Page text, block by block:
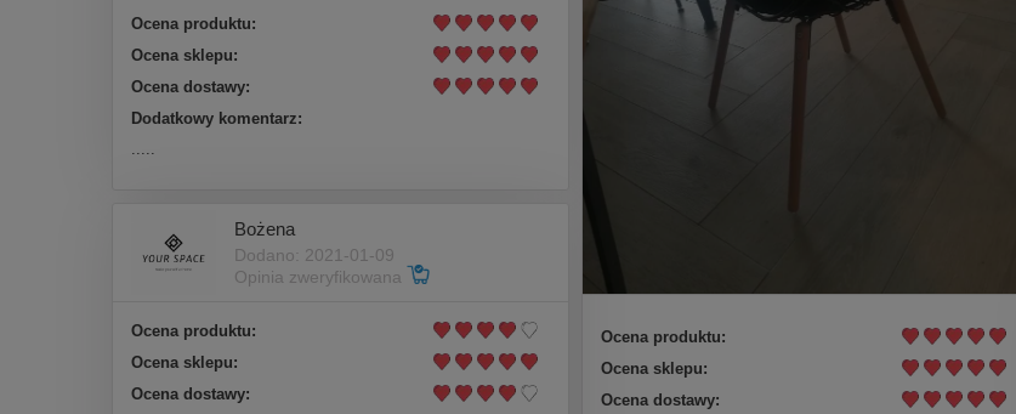
Ocena produktu:
Ocena sklepu:
Ocena dostawy:
Ocena produktu:
Ocena sklepu:
Ocena dostawy:
Dodatkowy komentarz:
Bożena
Dodano: 2021-01-09
Opinia zweryfikowana
Ocena produktu:
Ocena sklepu:
Ocena dostawy: